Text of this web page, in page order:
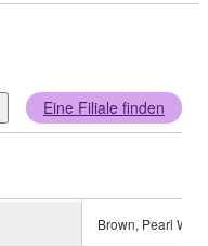
Eine Filiale finden
Brown, Pearl